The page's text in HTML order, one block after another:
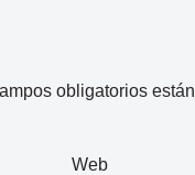
obligatorios
Web